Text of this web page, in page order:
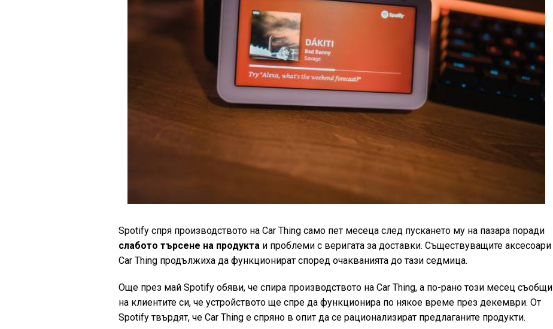
Spotify спря производството на Car Thing само пет месеца след пускането му на пазара поради
слабото търсене на продукта и проблеми с веригата за доставки. Съществуващите аксесоари
Car Thing продължиха да функционират според очакванията до тази седмица.
Още през май Spotify обяви, че спира производството на Car Thing, а по-рано този месец съобщи
на клиентите си, че устройството ще спре да функционира по някое време през декември. От
Spotify твърдят, че Car Thing е спряно в опит да се рационализират предлаганите продукти.